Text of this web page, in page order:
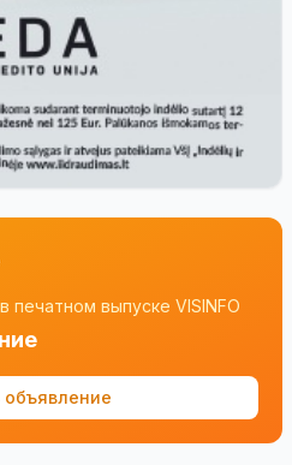
печатном выпуске VISINFO
объявление